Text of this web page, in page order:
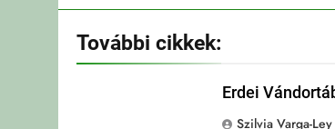
További cikkek:
Erdei
Szilvia Varga-Ley